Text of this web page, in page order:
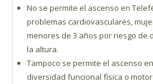
No se permite el ascenso en
problemas cardiovasculares,
menores de 3 años por riesgo de
la altura.
Tampoco se permite el ascenso
diversidad funcional física o